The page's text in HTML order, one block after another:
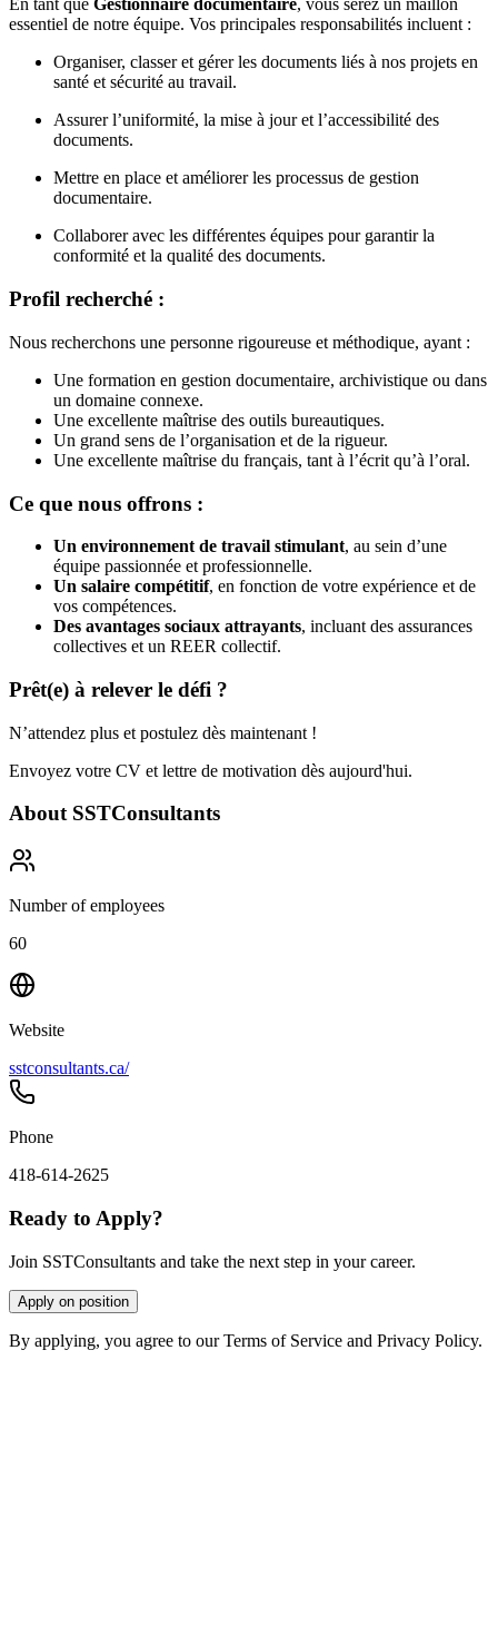
En tant que Gestionnaire documentaire, vous serez un maillon
essentiel de notre équipe. Vos principales responsabilités incluent :
Organiser, classer et gérer les documents liés à nos projets en
santé et sécurité au travail.
Assurer l’uniformité, la mise à jour et l’accessibilité des
documents.
Mettre en place et améliorer les processus de gestion
documentaire.
Collaborer avec les différentes équipes pour garantir la
conformité et la qualité des documents.
Profil recherché :
Nous recherchons une personne rigoureuse et méthodique, ayant :
Une formation en gestion documentaire, archivistique ou dans
un domaine connexe.
Une excellente maîtrise des outils bureautiques.
Un grand sens de l’organisation et de la rigueur.
Une excellente maîtrise du français, tant à l’écrit qu’à l’oral.
Ce que nous offrons :
Un environnement de travail stimulant, au sein d’une
équipe passionnée et professionnelle.
Un salaire compétitif, en fonction de votre expérience et de
vos compétences.
Des avantages sociaux attrayants, incluant des assurances
collectives et un REER collectif.
Prêt(e) à relever le défi ?
N’attendez plus et postulez dès maintenant !
Envoyez votre CV et lettre de motivation dès aujourd'hui.
About SSTConsultants
Number of employees
60
Website
sstconsultants.ca/
Phone
418-614-2625
Ready to Apply?
Join SSTConsultants and take the next step in your career.
Apply on position
By applying, you agree to our Terms of Service and Privacy Policy.